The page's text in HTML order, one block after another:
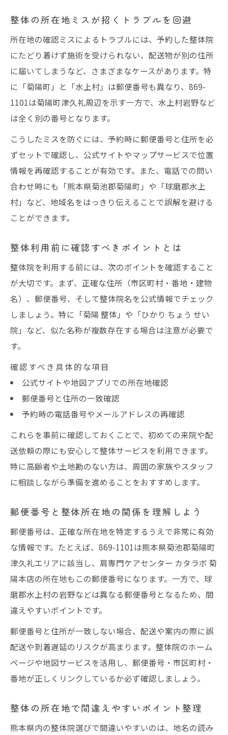
地域のイベント前後で整体を活用する方法
似た地名でも安心の住所判別ポイント
整体院の所在地で混乱しない地名判別法
似た地名での整体利用時の確認ポイント
整体の住所確認で注意すべき表記の違い
住所の揺れを防ぐ整体選びのコツ
整体院予約前に必須の判別チェックリスト
地元で整体を活用するための実践的ガイド
整体を地元で賢く活用するための流れ
整体院選びと住所確認を両立する方法
地元生活で役立つ整体情報の見つけ方
整体サービスを安心して使うための手順
整体の活用で地域生活を快適にするコツ
整体の所在地ミスが招くトラブルを回避
所在地の確認ミスによるトラブルには、予約した整体院
にたどり着けず施術を受けられない、配送物が別の住所
に届いてしまうなど、さまざまなケースがあります。特
に「菊陽町」と「水上村」は郵便番号も異なり、869-
1101は菊陽町津久礼周辺を示す一方で、水上村岩野など
は全く別の番号となります。
こうしたミスを防ぐには、予約時に郵便番号と住所を必
ずセットで確認し、公式サイトやマップサービスで位置
情報を再確認することが有効です。また、電話での問い
合わせ時にも「熊本県菊池郡菊陽町」や「球磨郡水上
村」など、地域名をはっきり伝えることで誤解を避ける
ことができます。
整体利用前に確認すべきポイントとは
整体院を利用する前には、次のポイントを確認すること
が大切です。まず、正確な住所（市区町村・番地・建物
名）、郵便番号、そして整体院名を公式情報でチェック
しましょう。特に「菊陽 整体」や「ひかり ちょう せい
院」など、似た名称が複数存在する場合は注意が必要で
す。
確認すべき具体的な項目
公式サイトや地図アプリでの所在地確認
郵便番号と住所の一致確認
予約時の電話番号やメールアドレスの再確認
これらを事前に確認しておくことで、初めての来院や配
送依頼の際にも安心して整体サービスを利用できます。
特に高齢者や土地勘のない方は、周囲の家族やスタッフ
に相談しながら準備を進めることをおすすめします。
郵便番号と整体所在地の関係を理解しよう
郵便番号は、正確な所在地を特定するうえで非常に有効
な情報です。たとえば、869-1101は熊本県菊池郡菊陽町
津久礼エリアに該当し、肩専門ケアセンター カタラボ 菊
陽本店の所在地もこの郵便番号になります。一方で、球
磨郡水上村の岩野などは異なる郵便番号となるため、間
違えやすいポイントです。
郵便番号と住所が一致しない場合、配送や案内の際に誤
配送や到着遅延のリスクが高まります。整体院のホーム
ページや地図サービスを活用し、郵便番号・市区町村・
番地が正しくリンクしているか必ず確認しましょう。
整体の所在地で間違えやすいポイント整理
熊本県内の整体院選びで間違いやすいのは、地名の読み